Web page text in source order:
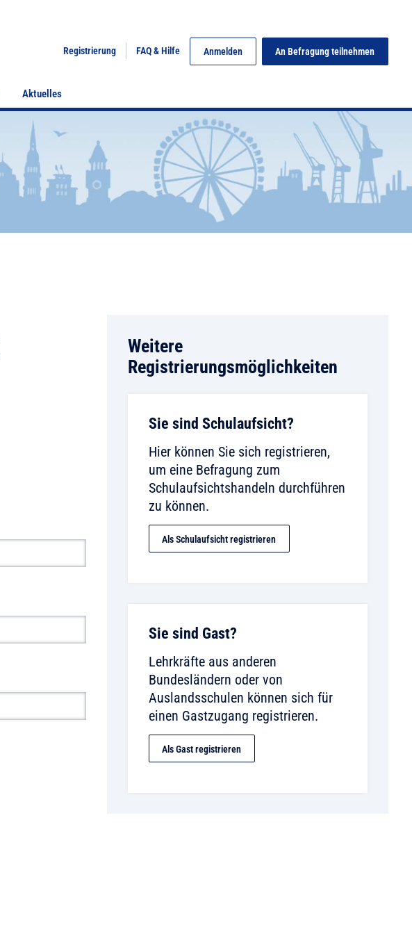
Registrierung FAQ & Hilfe Anmelden An Befragung teilnehmen
Aktuelles
Weitere
Registrierungsmöglichkeiten
Sie sind Schulaufsicht?
Hier können Sie sich registrieren,
um eine Befragung zum
Schulaufsichtshandeln durchführen
zu können.
Als Schulaufsicht registrieren
Sie sind Gast?
Lehrkräfte aus anderen
Bundesländern oder von
Auslandsschulen können sich für
einen Gastzugang registrieren.
Als Gast registrieren